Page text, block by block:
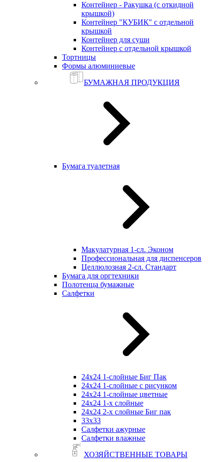
Контейнер - Ракушка (с откидной
крышкой)
Контейнер "КУБИК" с отдельной
крышкой
Контейнер для суши
Контейнер с отдельной крышкой
Тортницы
Формы алюминиевые
БУМАЖНАЯ ПРОДУКЦИЯ
Бумага туалетная
Макулатурная 1-сл. Эконом
Профессиональная для диспенсеров
Целлюлозная 2-сл. Стандарт
Бумага для оргтехники
Полотенца бумажные
Салфетки
24х24 1-слойные Биг Пак
24х24 1-слойные с рисунком
24х24 1-слойные цветные
24х24 1-х слойные
24х24 2-х слойные Биг пак
33х33
Салфетки ажурные
Салфетки влажные
ХОЗЯЙСТВЕННЫЕ ТОВАРЫ